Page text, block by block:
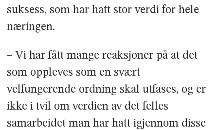
suksess, som har hatt stor verdi for hele
næringen.
– Vi har fått mange reaksjoner på at det
som oppleves som en svært
velfungerende ordning skal utfases, og er
ikke i tvil om verdien av det felles
samarbeidet man har hatt igjennom disse